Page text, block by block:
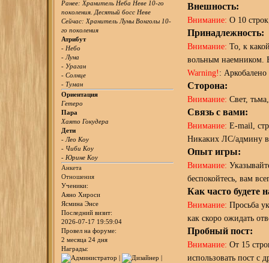
Ранее: Хранитель Неба Неве 10-го
поколения. Десятый босс Неве
Сейчас: Хранитель Луны Вонголы 10-
го поколения
Атрибут
- Небо
- Луна
- Ураган
- Солнце
- Туман
Ориентация
Гетеро
Пара
Хаято Гокудера
Дети
- Лео Коу
- Чиби Коу
- Юрине Коу
Анкета
Отношения
Ученики:
Аяно Хироси
Ясмина Энсе
Последний визит:
2026-07-17 19:59:04
Провел на форуме:
2 месяца 24 дня
Награды:
Внешность:
Внимание: О 10
Принадлежность:
Внимание: То, к
вольным наемником.
Warning!: Аркобалено
Сторона:
Внимание: Свет,
Связь с вами:
Внимание: E-mail,
Никаких ЛС/админу
Опыт игры:
Внимание:
беспокойтесь, вам
Как часто будете
Внимание: Просьба
как скоро ожидать
Пробный пост:
Внимание:От 15
использовать пост с